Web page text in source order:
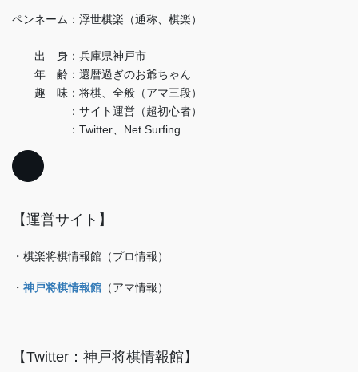
ペンネーム：浮世棋楽（通称、棋楽）
出 身：兵庫県神戸市
年 齢：還暦過ぎのお爺ちゃん
趣 味：将棋、全般（アマ三段）
：サイト運営（超初心者）
：Twitter、Net Surfing
【運営サイト】
・棋楽将棋情報館（プロ情報）
・ 神戸将棋情報館 （アマ情報）
【Twitter：神戸将棋情報館】